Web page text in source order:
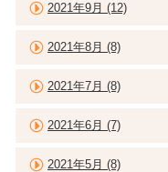
2021年9月 (12)
2021年8月 (8)
2021年7月 (8)
2021年6月 (7)
2021年5月 (8)